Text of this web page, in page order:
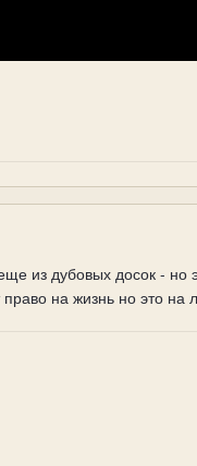
дубовых досок - но
на жизнь но это на